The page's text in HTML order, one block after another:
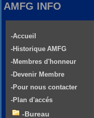
AMFG INFO
-Accueil
-Historique AMFG
-Membres d'honneur
-Devenir Membre
-Pour nous contacter
-Plan d'accés
-Bureau